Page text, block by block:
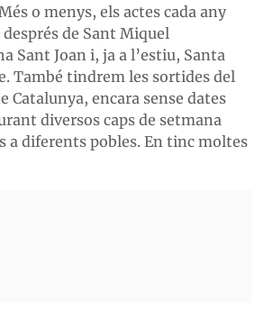
o menys, els actes cada any
de Sant Miquel
Sant Joan i, ja a l’estiu, Santa
També tindrem les sortides del
Catalunya, encara sense dates
diversos caps de setmana
a diferents pobles. En tinc moltes